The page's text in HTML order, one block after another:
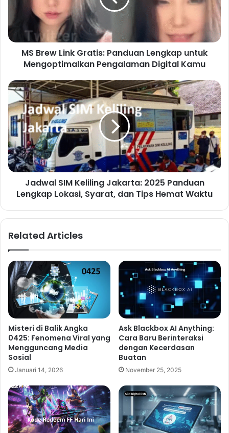
MS Brew Link Gratis: Panduan Lengkap untuk
Mengoptimalkan Pengalaman Digital Kamu
Jadwal SIM Keliling Jakarta: 2025 Panduan
Lengkap Lokasi, Syarat, dan Tips Hemat Waktu
Related Articles
Misteri di Balik Angka
0425: Fenomena Viral yang
Mengguncang Media
Sosial
Januari 14, 2026
Ask Blackbox AI Anything:
Cara Baru Berinteraksi
dengan Kecerdasan
Buatan
November 25, 2025